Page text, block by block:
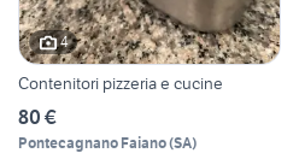
4
Contenitori pizzeria e cucine
80 €
Pontecagnano Faiano(SA)